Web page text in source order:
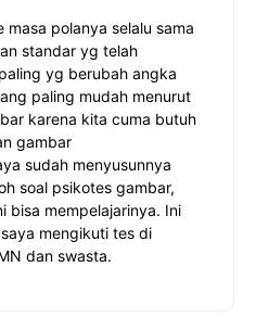
masa polanya selalu sama
standar yg telah
yg berubah angka
paling mudah menurut
karena kita cuma butuh
gambar
sudah menyusunnya
soal psikotes gambar,
bisa mempelajarinya. Ini
mengikuti tes di
dan swasta.